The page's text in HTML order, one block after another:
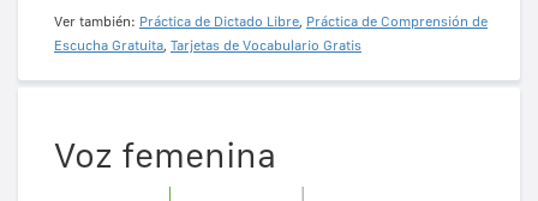
Ver también: Práctica de Dictado Libre, Práctica de Comprensión de
Escucha Gratuita, Tarjetas de Vocabulario Gratis
Voz femenina